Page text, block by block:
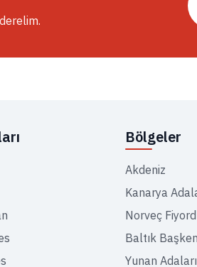
Bölgeler
Akdeniz
Kanarya
Norveç
Baltık
Yunan Adaları